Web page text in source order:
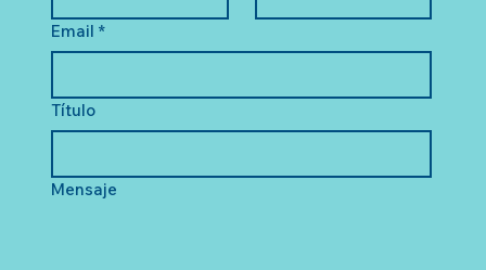
Email *
Título
Mensaje